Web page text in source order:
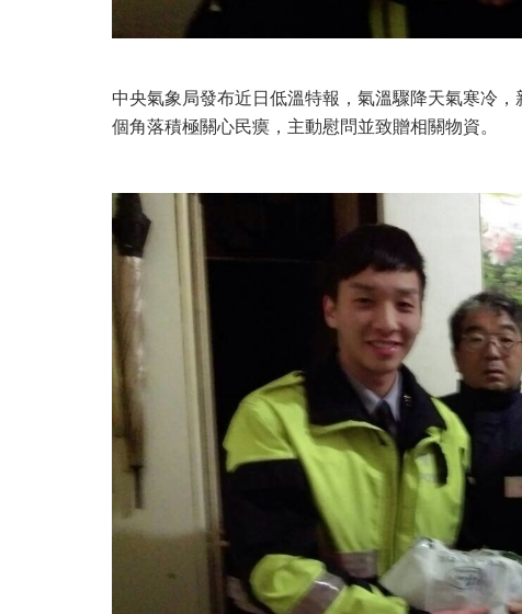
中央氣象局發布近日低溫特報，氣溫驟降天氣寒冷
個角落積極關心民瘼，主動慰問並致贈相關物資。